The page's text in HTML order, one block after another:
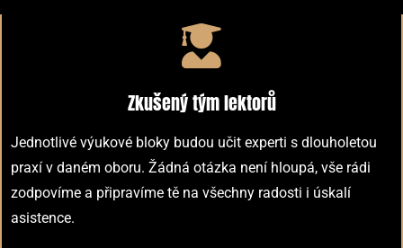
Zkušený tým lektorů
Jednotlivé výukové bloky budou učit experti s dlouholetou
praxí v daném oboru. Žádná otázka není hloupá, vše rádi
zodpovíme a připravíme tě na všechny radosti i úskalí
asistence.